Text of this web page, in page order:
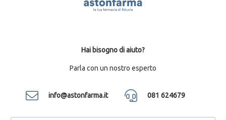
Hai bisogno di aiuto?
Parla con un nostro esperto
info@astonfarma.it 081 624679